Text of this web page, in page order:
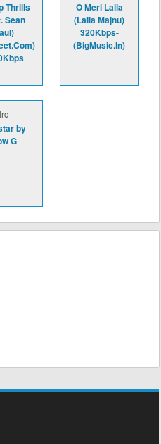
Thrills
Sean
O Meri Laila
(Laila Majnu)
320Kbps-
(BigMusic.In)
lrc
by
G